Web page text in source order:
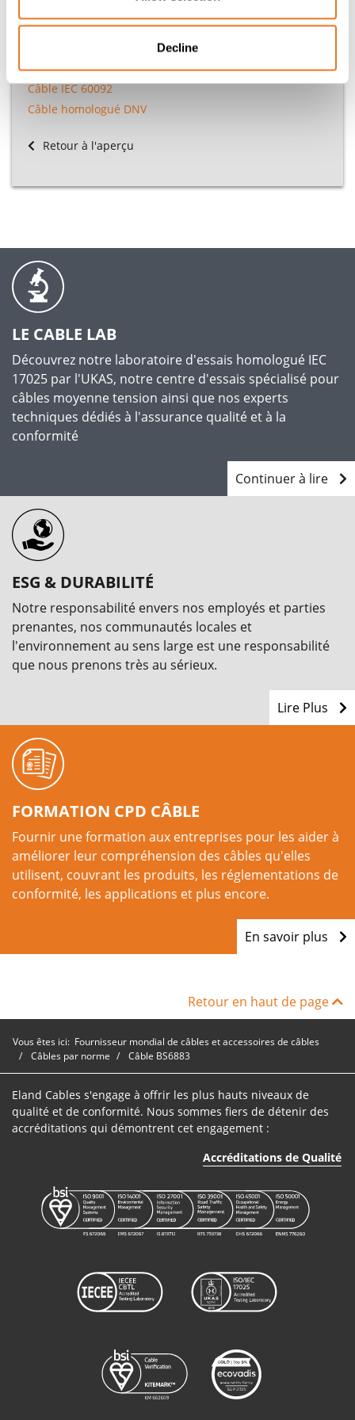
Decline
Autres Normes
Câble NEK 606
Câble IEC 60092
Câble homologué DNV
Retour à l'aperçu
LE CABLE LAB
Découvrez notre laboratoire d'essais homologué IEC
17025 par l'UKAS, notre centre d'essais spécialisé pour
câbles moyenne tension ainsi que nos experts
techniques dédiés à l'assurance qualité et à la
conformité
Continuer à lire
ESG & DURABILITÉ
Notre responsabilité envers nos employés et parties
prenantes, nos communautés locales et
l'environnement au sens large est une responsabilité
que nous prenons très au sérieux.
Lire Plus
FORMATION CPD CÂBLE
Fournir une formation aux entreprises pour les aider à
améliorer leur compréhension des câbles qu'elles
utilisent, couvrant les produits, les réglementations de
conformité, les applications et plus encore.
En savoir plus
Retour en haut de page
Vous êtes ici: Fournisseur mondial de câbles et accessoires de câbles
Câbles par norme
Câble BS6883
Eland Cables s'engage à offrir les plus hauts niveaux de
qualité et de conformité. Nous sommes fiers de détenir des
accréditations qui démontrent cet engagement :
Accréditations de Qualité